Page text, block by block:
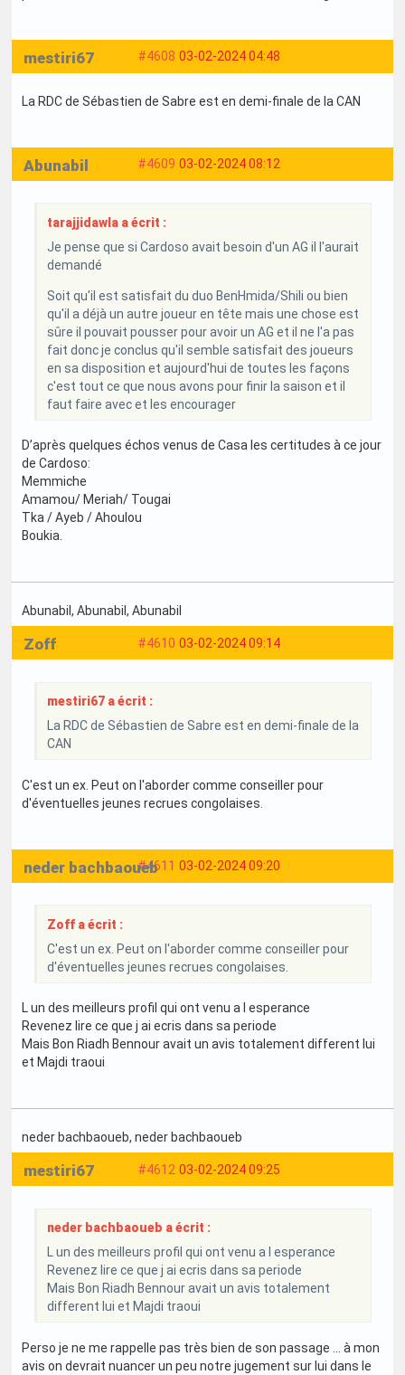
#4608 03-02-2024 04:48
mestiri67
La RDC de Sébastien de Sabre est en demi-finale de la CAN
#4609 03-02-2024 08:12
Abunabil
tarajjidawla a écrit :
Je pense que si Cardoso avait besoin d'un AG il l'aurait
demandé
Soit qu'il est satisfait du duo BenHmida/Shili ou bien
qu'il a déjà un autre joueur en tête mais une chose est
sûre il pouvait pousser pour avoir un AG et il ne l'a pas
fait donc je conclus qu'il semble satisfait des joueurs
en sa disposition et aujourd'hui de toutes les façons
c'est tout ce que nous avons pour finir la saison et il
faut faire avec et les encourager
D’après quelques échos venus de Casa les certitudes à ce jour
de Cardoso:
Memmiche
Amamou/ Meriah/ Tougai
Tka / Ayeb / Ahoulou
Boukia.
Abunabil , Abunabil , Abunabil
#4610 03-02-2024 09:14
Zoff
mestiri67 a écrit :
La RDC de Sébastien de Sabre est en demi-finale de la
CAN
C'est un ex. Peut on l'aborder comme conseiller pour
d'éventuelles jeunes recrues congolaises.
#4611 03-02-2024 09:20
neder bachbaoueb
Zoff a écrit :
C'est un ex. Peut on l'aborder comme conseiller pour
d'éventuelles jeunes recrues congolaises.
L un des meilleurs profil qui ont venu a l esperance
Revenez lire ce que j ai ecris dans sa periode
Mais Bon Riadh Bennour avait un avis totalement different lui
et Majdi traoui
neder bachbaoueb, neder bachbaoueb
#4612 03-02-2024 09:25
mestiri67
neder bachbaoueb a écrit :
L un des meilleurs profil qui ont venu a l esperance
Revenez lire ce que j ai ecris dans sa periode
Mais Bon Riadh Bennour avait un avis totalement
different lui et Majdi traoui
Perso je ne me rappelle pas très bien de son passage … à mon
avis on devrait nuancer un peu notre jugement sur lui dans le